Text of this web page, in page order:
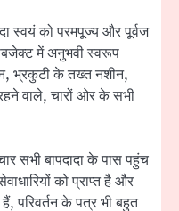
स्वयं को परमपूज्य और पूर्वज
में अनुभवी स्वरूप
भ्रकुटी के तख्त नशीन,
वाले, चारों ओर के सभी
सभी बापदादा के पास पहुंच
को प्राप्त है और
परिवर्तन के पत्र भी बहुत